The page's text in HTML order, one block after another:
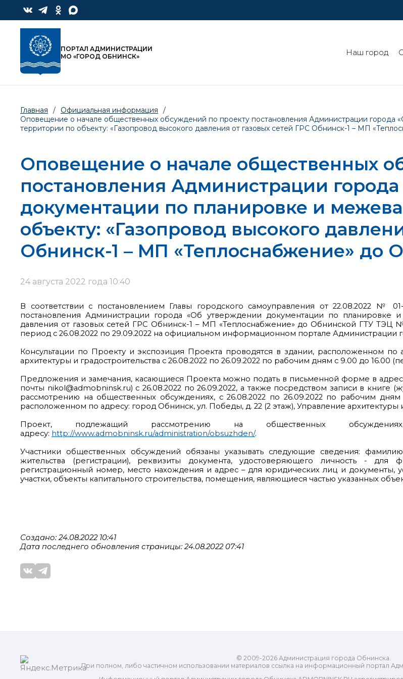
ПОРТАЛ АДМИНИСТРАЦИИ
МО «ГОРОД ОБНИНСК»
Наш город
Главная / Официальная информация
/
Оповещение о начале общественных обсуждений по проекту постановления Администрации
территории по объекту: «Газопровод высокого давления от газовых сетей ГРС Обнинск-1 – МП
Оповещение о начале общественных
постановления Администрации
документации по планировке и
объекту: «Газопровод высокого
Обнинск-1 – МП «Теплоснабжение» до
24 августа 2022 года 10:40
В соответствии с постановлением Главы городского самоуправления от 22.08.2022 №
постановления Администрации города «Об утверждении документации по планировке
давления от газовых сетей ГРС Обнинск-1 – МП «Теплоснабжение» до Обнинской ГТУ ТЭЦ
период с 26.08.2022 по 29.09.2022 на официальном информационном портале Администрации
Консультации по Проекту и экспозиция Проекта проводятся в здании, расположенном
архитектуры и градостроительства с 26.08.2022 по 26.09.2022 по рабочим дням с 9.00 до 16.00
Предложения и замечания, касающиеся Проекта можно подать в письменной форме в
почты nikol@admobninsk.ru) с 26.08.2022 по 26.09.2022, а также посредством записи в книге
рассмотрению на общественных обсуждениях, с 26.08.2022 по 26.09.2022 по рабочим
расположенном по адресу: город Обнинск, ул. Победы, д. 22 (2 этаж), Управление архитектуры
Проект, подлежащий рассмотрению на общественных
адресу: http://www.admobninsk.ru/administration/obsuzhden/.
Участники общественных обсуждений обязаны указывать следующие сведения:
жительства (регистрации), реквизиты документа, удостоверяющего личность - для
регистрационный номер, место нахождения и адрес – для юридических лиц и документы,
участки, объекты капитального строительства, помещения, являющиеся частью указанных
Создано: 24.08.2022 10:41
Дата последнего обновления страницы: 24.08.2022 07:41
© 2009-2026 Администрация города Обнинска.
При полном, либо частичном использовании материалов ссылка на информационный портал